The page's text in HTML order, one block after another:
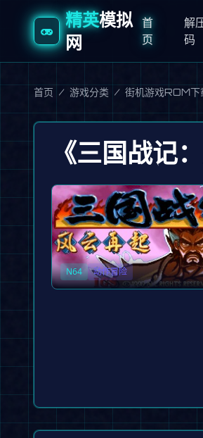
精英模拟
网
首
页
解
码
首页 / 游戏分类 / 街机游戏ROM下
《三国战
N64 动作冒险